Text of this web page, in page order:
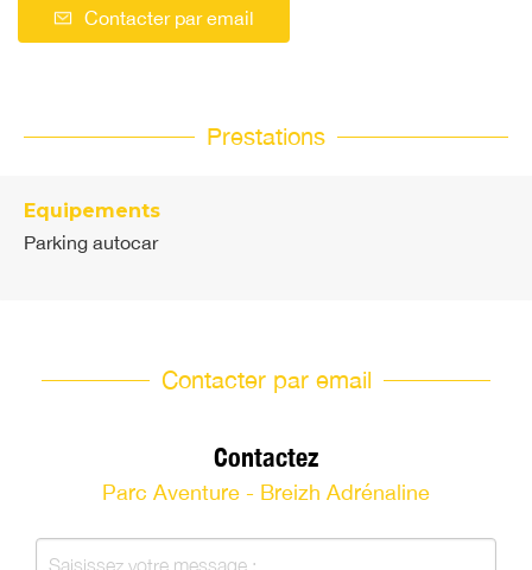
Contacter par email
Prestations
Equipements
Parking autocar
Contacter par email
Contactez
Parc Aventure - Breizh Adrénaline